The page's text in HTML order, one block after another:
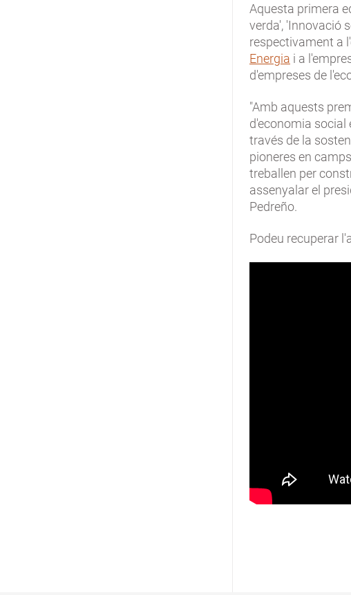
Aquesta primera
verda', 'Innovació
respectivament a
Energia i a
d'empreses de
"Amb aquests
d'economia social
través de la
pioneres en
treballen per
assenyalar el
Pedreño.
Podeu recuperar